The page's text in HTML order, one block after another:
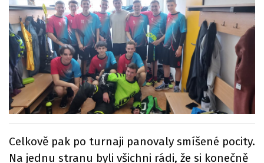
Celkově pak po turnaji panovaly smíšené pocity.
Na jednu stranu byli všichni rádi, že si konečně